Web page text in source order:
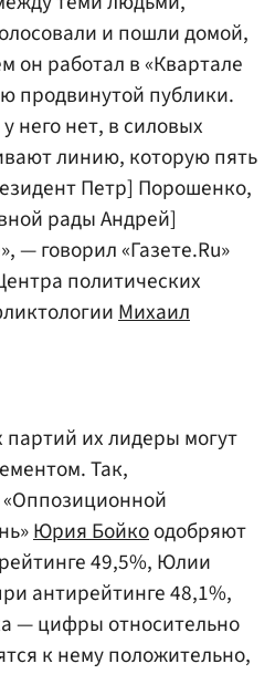
и пошли домой,
он работал в «Квартале
продвинутой публики.
него нет, в силовых
линию, которую пять
Петр] Порошенко,
рады Андрей]
— говорил «Газете.Ru»
политических
Михаил
их лидеры могут
Так,
«Оппозиционной
Юрия Бойкоодобряют
49,5%, Юлии
антирейтинге 48,1%,
— цифры относительно
к нему положительно,